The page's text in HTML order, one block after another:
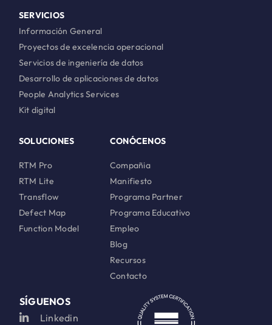
SERVICIOS
Información General
Proyectos de excelencia operacional
Servicios de ingeniería de datos
Desarrollo de aplicaciones de datos
People Analytics Services
Kit digital
SOLUCIONES
RTM Pro
RTM Lite
Transflow
Defect Map
Function Model
CONÓCENOS
Compañia
Manifiesto
Programa Partner
Programa Educativo
Empleo
Blog
Recursos
Contacto
SÍGUENOS
Linkedin